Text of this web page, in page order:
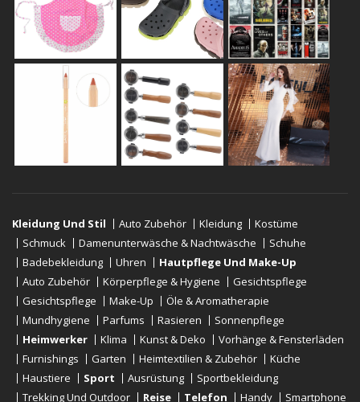
Kleidung Und Stil Auto Zubehör Kleidung
Kostüme
Schmuck
Damenunterwäsche & Nachtwäsche
Schuhe
Badebekleidung
Uhren
Hautpflege Und Make-Up
Auto Zubehör
Körperpflege & Hygiene
Gesichtspflege
Gesichtspflege
Make-Up
Öle & Aromatherapie
Mundhygiene
Parfums Rasieren
Sonnenpflege
Heimwerker
Klima Kunst & Deko
Vorhänge & Fensterläden
Furnishings
Garten Heimtextilien & Zubehör
Küche
Haustiere
Sport Ausrüstung
Sportbekleidung
Trekking Und Outdoor
Reise Telefon Handy Smartphone